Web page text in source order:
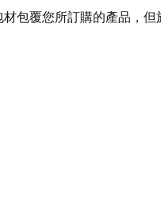
包覆您所訂購的產品，